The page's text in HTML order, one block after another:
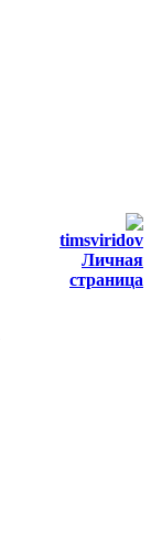
timsviridov
Личная
страница